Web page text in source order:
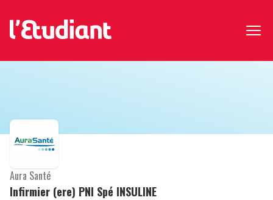
Infirmier (ere) PNI Spé INSULINE
Aura Santé